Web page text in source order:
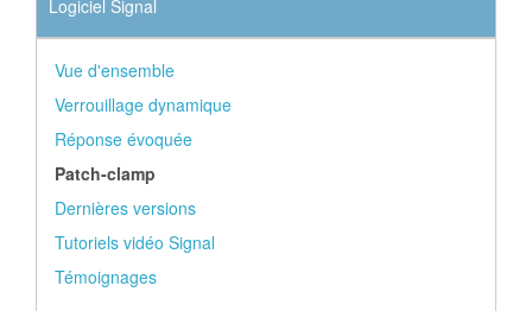
Logiciel Signal
Vue d'ensemble
Verrouillage dynamique
Réponse évoquée
Patch-clamp
Dernières versions
Tutoriels vidéo Signal
Témoignages